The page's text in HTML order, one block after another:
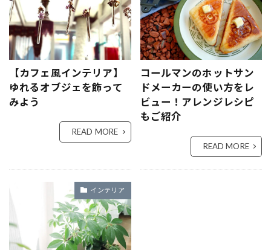
【カフェ風インテリア】
ゆれるオブジェを飾って
みよう
READ MORE
コールマンのホットサン
ドメーカーの使い方をレ
ビュー！アレンジレシピ
もご紹介
READ MORE
インテリア